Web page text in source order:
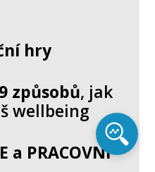
hry
způsobů, jak
wellbeing
a PRACOVNÍ